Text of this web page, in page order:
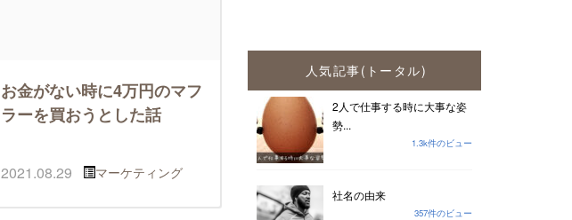
お金がない時に4万円のマフ
ラーを買おうとした話
2021.08.29 マーケティング
人気記事(トータル)
2人で仕事する時に大事な姿
勢...
1.3k件のビュー
社名の由来
357件のビュー